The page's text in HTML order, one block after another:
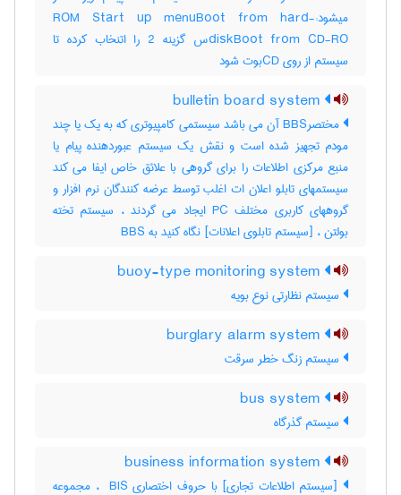
میشود:-ROM Start up menuBoot from hard
diskBoot from CD-ROس گزینه 2 را اتنخاب کرده تا
سیستم از روی CDبوت شود
مختصرBBS آن می باشد سیستمی کامپیوتری که به یک یا چند
مودم تجهیز شده است و نقش یک سیستم عبوردهنده پیام یا
منبع مرکزی اطلاعات را برای گروهی با علائق خاص ایفا می کند
سیستمهای تابلو اعلان ات اغلب توسط عرضه کنندگان نرم افزار و
گروههای کاربری مختلف PC ایجاد می گردند ، سیستم تخته
بولتن ، [سیستم تابلوی اعلانات] نگاه کنید به ‎ BBS
سیستم نظارتی نوع بویه
سیستم زنگ خطر سرقت
سیستم گذرگاه
[سیستم اطلاعات تجاری] با حروف اختصاری ‎ BIS ، مجموعه